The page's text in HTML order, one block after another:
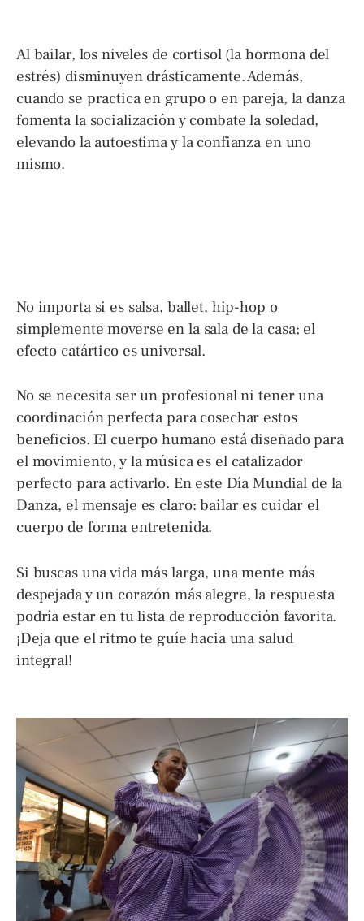
Al bailar, los niveles de cortisol (la hormona del
estrés) disminuyen drásticamente. Además,
cuando se practica en grupo o en pareja, la danza
fomenta la socialización y combate la soledad,
elevando la autoestima y la confianza en uno
mismo.
No importa si es salsa, ballet, hip-hop o
simplemente moverse en la sala de la casa; el
efecto catártico es universal.
No se necesita ser un profesional ni tener una
coordinación perfecta para cosechar estos
beneficios. El cuerpo humano está diseñado para
el movimiento, y la música es el catalizador
perfecto para activarlo. En este Día Mundial de la
Danza, el mensaje es claro: bailar es cuidar el
cuerpo de forma entretenida.
Si buscas una vida más larga, una mente más
despejada y un corazón más alegre, la respuesta
podría estar en tu lista de reproducción favorita.
¡Deja que el ritmo te guíe hacia una salud
integral!